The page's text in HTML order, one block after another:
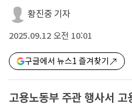
황진중 기자
2025.09.12 오전 10:01
구글에서 뉴스1 즐겨찾기
고용노동부 주관 행사서